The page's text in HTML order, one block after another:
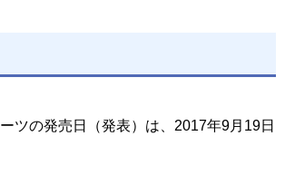
ツの発売日（発表）は、2017年9月19日